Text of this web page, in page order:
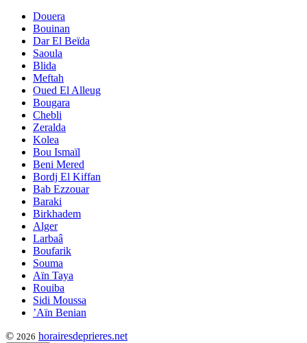
Douera
Bouinan
Dar El Beïda
Saoula
Blida
Meftah
Oued El Alleug
Bougara
Chebli
Zeralda
Kolea
Bou Ismaïl
Beni Mered
Bordj El Kiffan
Bab Ezzouar
Baraki
Birkhadem
Alger
Larbaâ
Boufarik
Souma
Aïn Taya
Rouiba
Sidi Moussa
’Aïn Benian
© 2026 horairesdeprieres.net